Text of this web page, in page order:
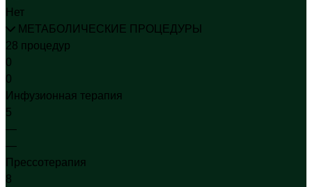
Нет
МЕТАБОЛИЧЕСКИЕ ПРОЦЕДУРЫ
28 процедур
0
0
Инфузионная терапия
5
—
—
Прессотерапия
8